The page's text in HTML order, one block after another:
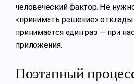
человеческий фактор. Не
«принимать решение»
принимается один раз — при
приложения.
Поэтапный